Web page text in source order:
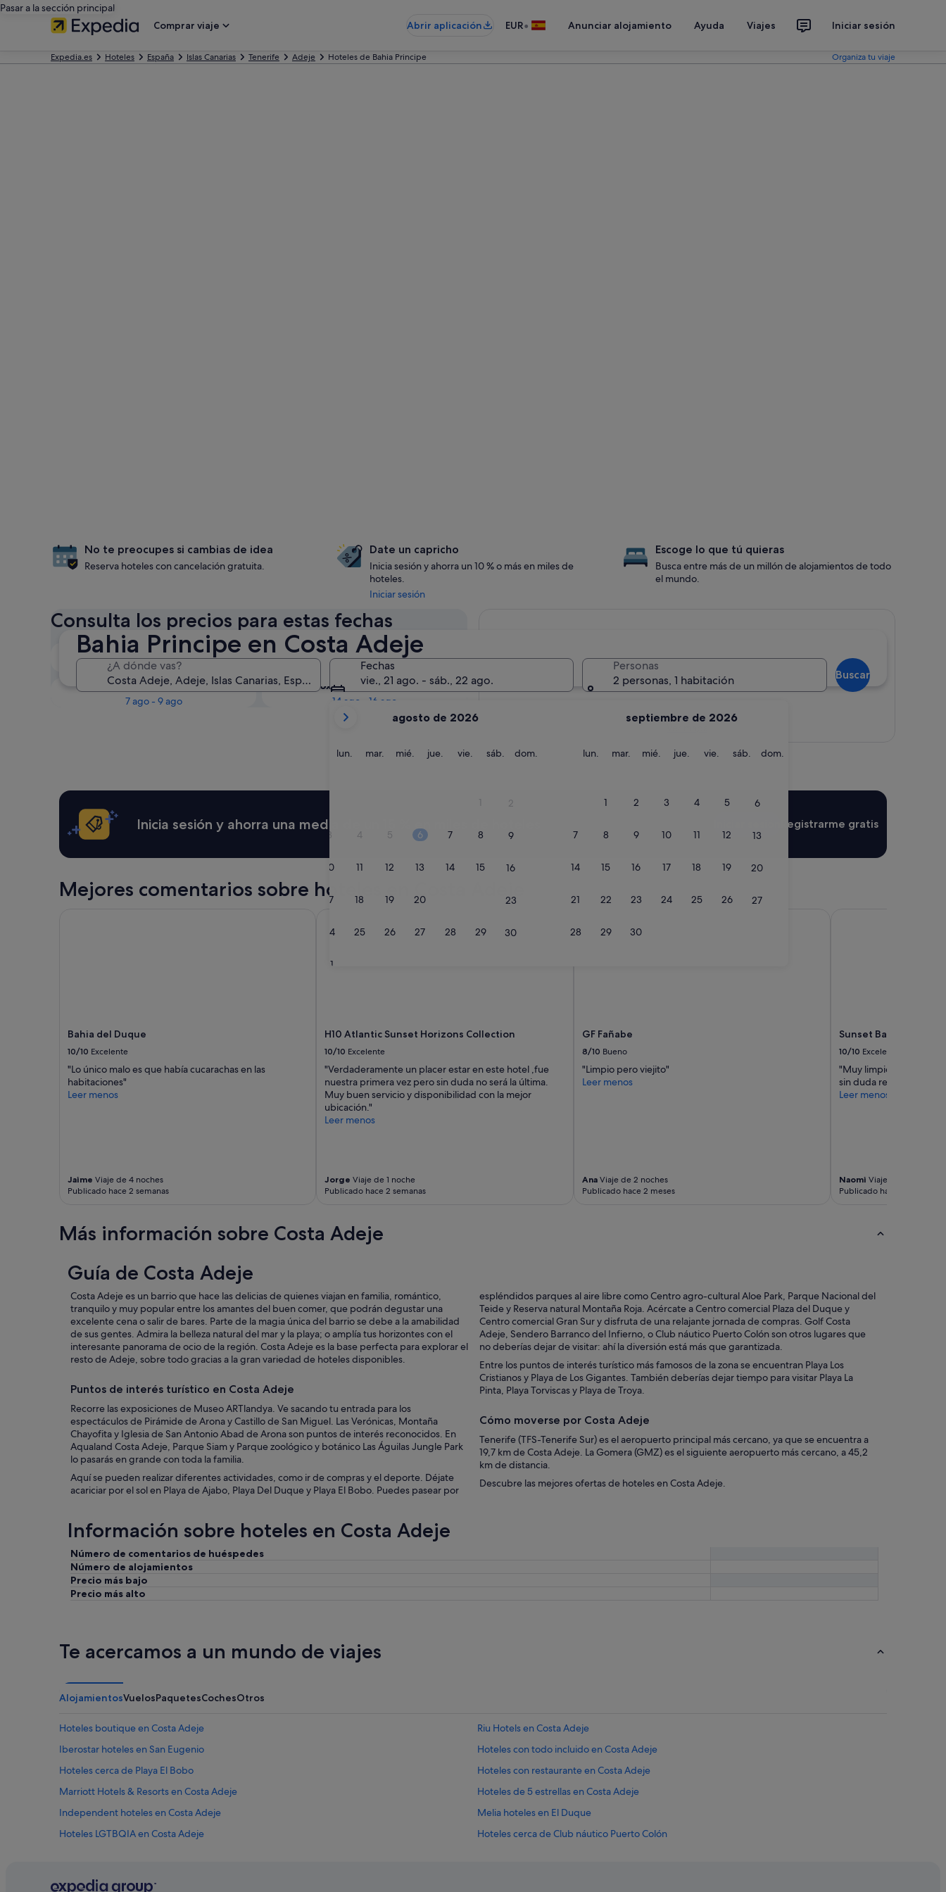
Pasar a la sección principal
Comprar viaje
Abrir aplicación EUR• Anunciar alojamiento Ayuda Viajes Iniciar sesión
Expedia.es Hoteles España Islas Canarias Tenerife Adeje Hoteles de Bahia Principe Organiza tu viaje
Bahia Principe en Costa Adeje
¿A dónde vas?
Fechas
vie., 21 ago. - sáb., 22 ago.
meses
son
de
2026.
agosto de 2026
lun. lunesmar. martes
mié. miércoles
jue. jueves
vie. viernes
sáb. sábado
dom.
1 2
3 4 5 6 7 8 9
10 11 12 13 14 15 16
17 18 19 20 23
24 25 26 27 28 29 30
31
septiembre de 2026
lun. lunesmar. martes
mié. miércoles
jue. jueves
vie. viernes
sáb. sábado
dom.
1 2 3 4 5 6
7 8 9 10 11 12 13
14 15 16 17 18 19 20
21 22 23 24 25 26 27
28 29 30
Personas
2 personas, 1 habitación
Buscar
No te preocupes si cambias de idea
Reserva hoteles con cancelación gratuita.
Date un capricho
Inicia sesión y ahorra un 10 % o más en miles de
hoteles.
Iniciar sesión
Escoge lo que tú quieras
Busca entre más de un millón de alojamientos de todo
el mundo.
Consulta los precios para estas fechas
Esta noche
7 ago - 8 ago
Mañana
8 ago - 9 ago
Este fin de semana
7 ago - 9 ago
Próximo fin de semana
14 ago - 16 ago
Inicia sesión y ahorra una media de un 15 % en miles de hoteles Registrarme gratis
Mejores comentarios sobre hoteles en Costa Adeje
Bahia del Duque
10/10 Excelente
"Lo único malo es que había cucarachas en las
habitaciones"
Leer menos
Jaime Viaje de 4 noches
Publicado hace 2 semanas
H10 Atlantic Sunset Horizons Collection
10/10 Excelente
"Verdaderamente un placer estar en este hotel ,fue
nuestra primera vez pero sin duda no será la última.
Muy buen servicio y disponibilidad con la mejor
ubicación."
Leer menos
Jorge Viaje de 1 noche
Publicado hace 2 semanas
GF Fañabe
8/10 Bueno
"Limpio pero viejito"
Leer menos
AnaViaje de 2 noches
Publicado hace 2 meses
Sunset Bay Club
10/10 Excelente
"Muy limpio, muy
sin duda repetiremos."
Leer menos
Naomi Viaje de 1 noche
Publicado hace 2 meses
Más información sobre Costa Adeje
Guía de Costa Adeje
Costa Adeje es un barrio que hace las delicias de quienes viajan en familia, romántico,
tranquilo y muy popular entre los amantes del buen comer, que podrán degustar una
excelente cena o salir de bares. Parte de la magia única del barrio se debe a la amabilidad
de sus gentes. Admira la belleza natural del mar y la playa; o amplía tus horizontes con el
interesante panorama de ocio de la región. Costa Adeje es la base perfecta para explorar el
resto de Adeje, sobre todo gracias a la gran variedad de hoteles disponibles.
Puntos de interés turístico en Costa Adeje
Recorre las exposiciones de Museo ARTlandya. Ve sacando tu entrada para los
espectáculos de Pirámide de Arona y Castillo de San Miguel. Las Verónicas, Montaña
Chayofita y Iglesia de San Antonio Abad de Arona son puntos de interés reconocidos. En
Aqualand Costa Adeje, Parque Siam y Parque zoológico y botánico Las Águilas Jungle Park
lo pasarás en grande con toda la familia.
Aquí se pueden realizar diferentes actividades, como ir de compras y el deporte. Déjate
acariciar por el sol en Playa de Ajabo, Playa Del Duque y Playa El Bobo. Puedes pasear por
espléndidos parques al aire libre como Centro agro-cultural Aloe Park, Parque Nacional del
Teide y Reserva natural Montaña Roja. Acércate a Centro comercial Plaza del Duque y
Centro comercial Gran Sur y disfruta de una relajante jornada de compras. Golf Costa
Adeje, Sendero Barranco del Infierno, o Club náutico Puerto Colón son otros lugares que
no deberías dejar de visitar: ahí la diversión está más que garantizada.
Entre los puntos de interés turístico más famosos de la zona se encuentran Playa Los
Cristianos y Playa de Los Gigantes. También deberías dejar tiempo para visitar Playa La
Pinta, Playa Torviscas y Playa de Troya.
Cómo moverse por Costa Adeje
Tenerife (TFS-Tenerife Sur) es el aeropuerto principal más cercano, ya que se encuentra a
19,7 km de Costa Adeje. La Gomera (GMZ) es el siguiente aeropuerto más cercano, a 45,2
km de distancia.
Descubre las mejores ofertas de hoteles en Costa Adeje.
Información sobre hoteles en Costa Adeje
Número de comentarios de huéspedes
Número de alojamientos
Precio más bajo
Precio más alto
Te acercamos a un mundo de viajes
AlojamientosVuelosPaquetesCochesOtros
Hoteles boutique en Costa Adeje
Riu Hotels en Costa Adeje
Iberostar hoteles en San Eugenio
Hoteles con todo incluido en Costa Adeje
Hoteles cerca de Playa El Bobo
Hoteles con restaurante en Costa Adeje
Marriott Hotels & Resorts en Costa Adeje
Hoteles de 5 estrellas en Costa Adeje
Independent hoteles en Costa Adeje
Melia hoteles en El Duque
Hoteles LGTBQIA en Costa Adeje
Hoteles cerca de Club náutico Puerto Colón